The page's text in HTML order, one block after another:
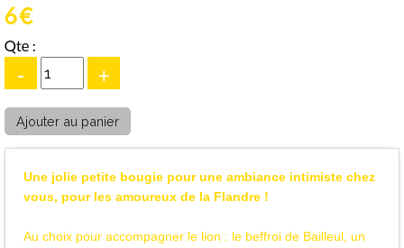
6 €
Qte :
- +
Une jolie petite bougie pour une ambiance intimiste chez
vous, pour les amoureux de la Flandre !
Au choix pour accompagner le lion : le beffroi de Bailleul, un